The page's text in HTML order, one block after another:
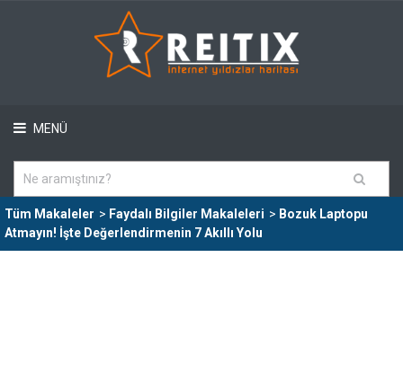
MENÜ
Tüm Makaleler > Faydalı Bilgiler Makaleleri > Bozuk Laptopu
Atmayın! İşte Değerlendirmenin 7 Akıllı Yolu